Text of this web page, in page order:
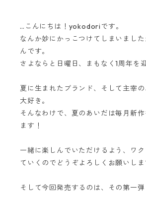
…こんにちは！yokodoriです。
なんか妙にかっこつけてしまいまし
んです。
さよならと日曜日、まもなく1周年を
夏に生まれたブランド、そして主宰
大好き。
そんなわけで、夏のあいだは毎月新
ます！
一緒に楽しんでいただけるよう、ワ
ていくのでどうぞよろしくお願いし
そして今回発売するのは、その第一弾